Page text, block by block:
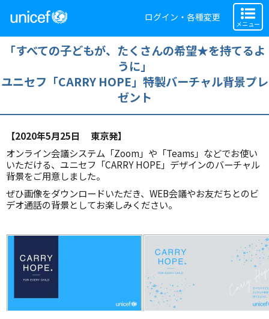
ログイン・各種変更
メニュー
「すべての子どもが、たくさんの希望★を持てるよ
うに」
ユニセフ「CARRY HOPE」特製バーチャル背景プレ
ゼント
【2020年5月25日 東京発】
オンライン会議システム「Zoom」や「Teams」などでお使い
いただける、ユニセフ「CARRY HOPE」デザインのバーチャル
背景をご用意しました。
ぜひ画像をダウンロードいただき、WEB会議やお友だちとのビ
デオ通話の背景としてお楽しみください。